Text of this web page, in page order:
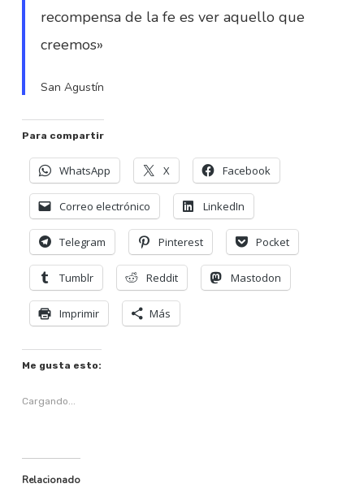
recompensa de la fe es ver aquello que
creemos»
San Agustín
Para compartir
WhatsApp X Facebook
Correo electrónico LinkedIn
Telegram Pinterest Pocket
Tumblr Reddit Mastodon
Imprimir Más
Me gusta esto:
Cargando...
Relacionado